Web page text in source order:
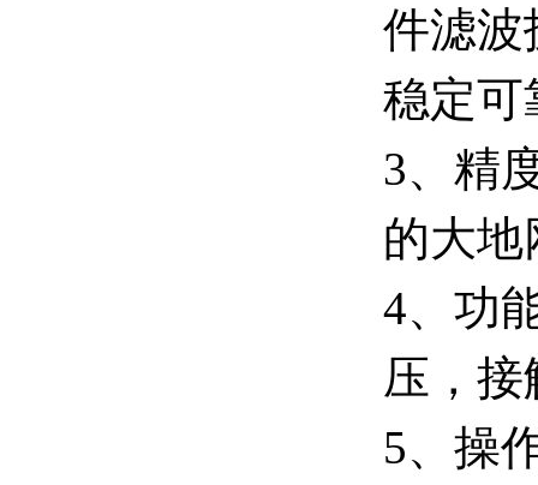
件滤波
稳定可
3、精
的大地
4、功
压，接
5、操